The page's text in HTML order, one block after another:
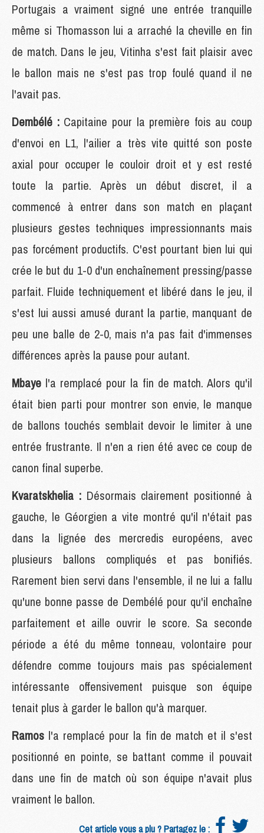
Portugais a vraiment signé une entrée tranquille
même si Thomasson lui a arraché la cheville en fin
de match. Dans le jeu, Vitinha s'est fait plaisir avec
le ballon mais ne s'est pas trop foulé quand il ne
l'avait pas.
Dembélé : Capitaine pour la première fois au coup
d'envoi en L1, l'ailier a très vite quitté son poste
axial pour occuper le couloir droit et y est resté
toute la partie. Après un début discret, il a
commencé à entrer dans son match en plaçant
plusieurs gestes techniques impressionnants mais
pas forcément productifs. C'est pourtant bien lui qui
crée le but du 1-0 d'un enchaînement pressing/passe
parfait. Fluide techniquement et libéré dans le jeu, il
s'est lui aussi amusé durant la partie, manquant de
peu une balle de 2-0, mais n'a pas fait d'immenses
différences après la pause pour autant.
Mbaye l'a remplacé pour la fin de match. Alors qu'il
était bien parti pour montrer son envie, le manque
de ballons touchés semblait devoir le limiter à une
entrée frustrante. Il n'en a rien été avec ce coup de
canon final superbe.
Kvaratskhelia : Désormais clairement positionné à
gauche, le Géorgien a vite montré qu'il n'était pas
dans la lignée des mercredis européens, avec
plusieurs ballons compliqués et pas bonifiés.
Rarement bien servi dans l'ensemble, il ne lui a fallu
qu'une bonne passe de Dembélé pour qu'il enchaîne
parfaitement et aille ouvrir le score. Sa seconde
période a été du même tonneau, volontaire pour
défendre comme toujours mais pas spécialement
intéressante offensivement puisque son équipe
tenait plus à garder le ballon qu'à marquer.
Ramos l'a remplacé pour la fin de match et il s'est
positionné en pointe, se battant comme il pouvait
dans une fin de match où son équipe n'avait plus
vraiment le ballon.
Cet article vous a plu ? Partagez le :